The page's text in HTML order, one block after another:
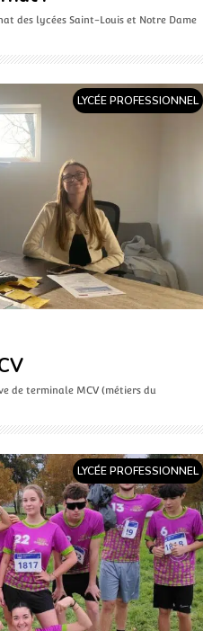
des lycées Saint-Louis et Notre Dame
LYCÉE PROFESSIONNEL
de terminale MCV (métiers du
LYCÉE PROFESSIONNEL